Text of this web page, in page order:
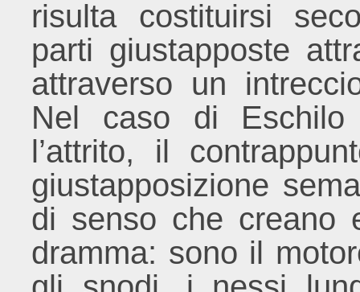
risulta costituirsi
parti giustapposte
attraverso un
Nel caso di Eschilo
l’attrito, il
giustapposizione
di senso che creano
dramma: sono il